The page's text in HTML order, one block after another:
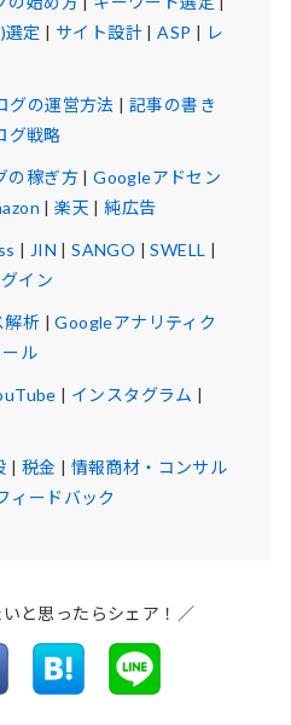
選定 | サイト設計|ASP | レ
グの運営方法 | 記事の書き
グ戦略
の稼ぎ方|Googleアドセン
|楽天 |純広告
| JIN |SANGO |SWELL |
イン
解析 |Googleアナリティク
ル
| インスタグラム |
| 税金 | 情報商材・コンサル
ィードバック
と思ったらシェア！／